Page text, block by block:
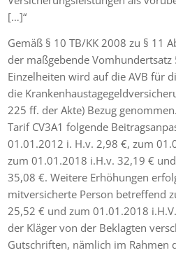
[…]“
Gemäß § 10 TB/KK 2008 zu § 11
der maßgebende Vomhundertsatz
Einzelheiten wird auf die AVB für
die
225 ff. der Akte) Bezug
Tarif CV3A1 folgende
01.01.2012 i. H.v. 2,98 €, zum
zum 01.01.2018 i.H.v. 32,19 €
35,08 €. Weitere Erhöhungen
mitversicherte Person betreffend
25,52 € und zum 01.01.2018
der Kläger von der Beklagten
Gutschriften, nämlich im Rahmen